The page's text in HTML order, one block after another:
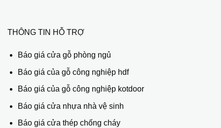
THÔNG TIN HỖ TRỢ
Báo giá cửa gỗ phòng ngủ
Báo giá của gỗ công nghiệp hdf
Báo giá của gỗ công nghiệp kotdoor
Báo giá cửa nhựa nhà vệ sinh
Báo giá cửa thép chống cháy